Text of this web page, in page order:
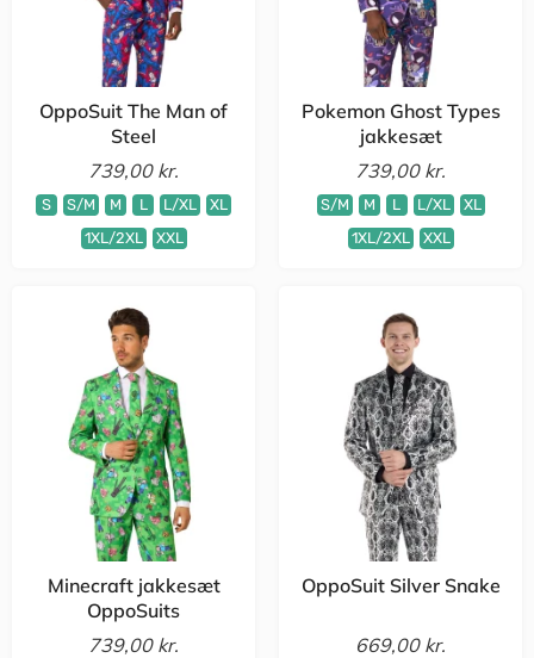
OppoSuit The Man of
Steel
739,00 kr.
S S/M M L L/XL
XL
1XL/2XL
XXL
Pokemon Ghost Types
jakkesæt
739,00 kr.
S/M M L L/XL
XL
1XL/2XL
XXL
Minecraft jakkesæt
OppoSuits
739,00 kr.
OppoSuit Silver Snake
669,00 kr.